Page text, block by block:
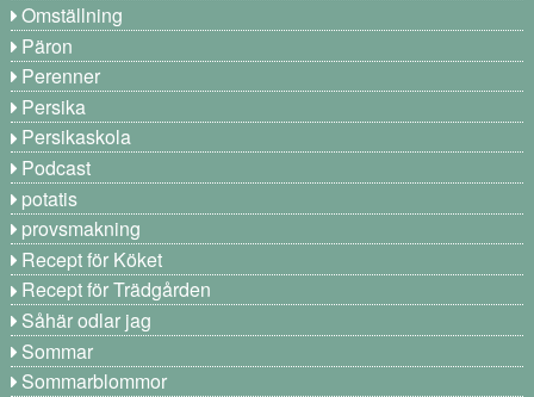
Omställning
Päron
Perenner
Persika
Persikaskola
Podcast
potatis
provsmakning
Recept för Köket
Recept för Trädgården
Såhär odlar jag
Sommar
Sommarblommor